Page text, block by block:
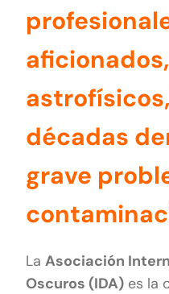
décadas
grave
La Asociación
Oscuros (IDA)es la